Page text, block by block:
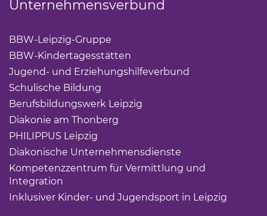
Unternehmensverbund
BBW-Leipzig-Gruppe
BBW-Kindertagesstätten
Jugend- und Erziehungshilfeverbund
Schulische Bildung
Berufsbildungswerk Leipzig
Diakonie am Thonberg
PHILIPPUS Leipzig
Diakonische Unternehmensdienste
Kompetenzzentrum für Vermittlung und
Integration
Inklusiver Kinder- und Jugendsport in Leipzig